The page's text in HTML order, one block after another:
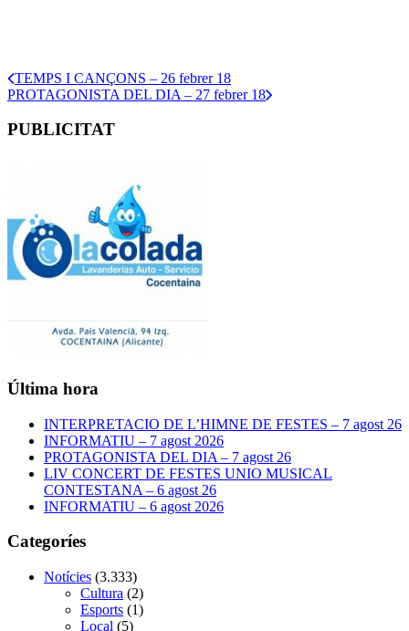
TEMPS I CANÇONS – 26 febrer 18
PROTAGONISTA DEL DIA – 27 febrer 18
PUBLICITAT
Última hora
INTERPRETACIO DE L’HIMNE DE FESTES – 7 agost 26
INFORMATIU – 7 agost 2026
PROTAGONISTA DEL DIA – 7 agost 26
LIV CONCERT DE FESTES UNIO MUSICAL
CONTESTANA – 6 agost 26
INFORMATIU – 6 agost 2026
Categoríes
Notícies (3.333)
Cultura (2)
Esports (1)
Local (5)